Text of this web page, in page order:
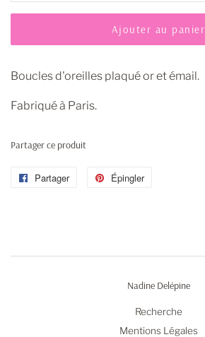
Ajouter au panier
Boucles d'oreilles plaqué or et émail.
Fabriqué à Paris.
Partager ce produit
Partager
Partager Épingler
Nadine Delépine
Recherche
Mentions Légales